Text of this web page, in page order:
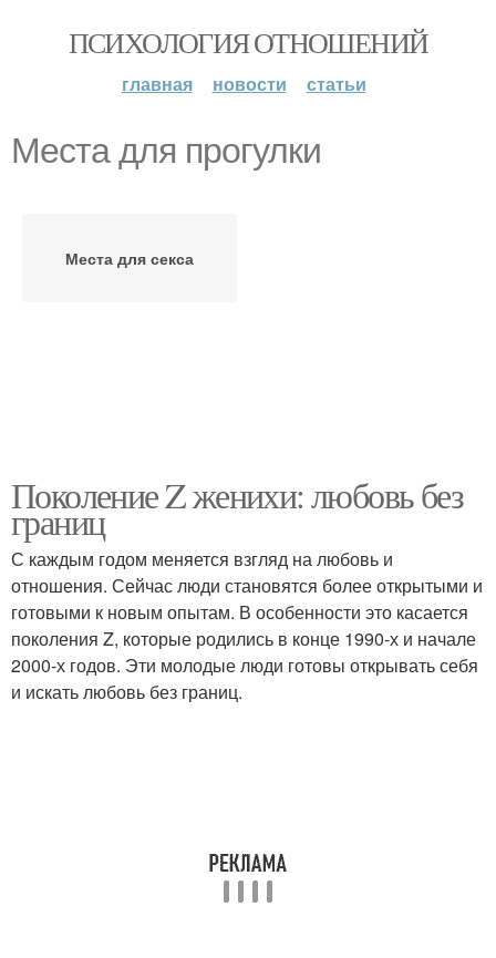
ПСИХОЛОГИЯ ОТНОШЕНИЙ
главная новости статьи
Места для прогулки
Места для секса
Поколение Z женихи: любовь без
границ
С каждым годом меняется взгляд на любовь и
отношения. Сейчас люди становятся более открытыми и
готовыми к новым опытам. В особенности это касается
поколения Z, которые родились в конце 1990-х и начале
2000-х годов. Эти молодые люди готовы открывать себя
и искать любовь без границ.